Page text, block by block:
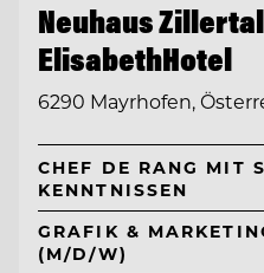
Neuhaus
ElisabethHotel
6290 Mayrhofen,
CHEF DE RANG MIT
KENNTNISSEN
GRAFIK &
(M/D/W)